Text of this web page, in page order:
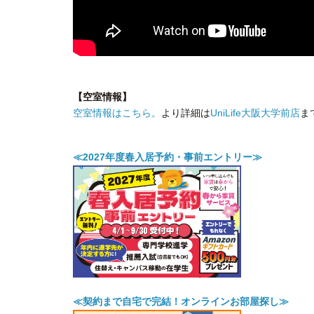
【空室情報】
空室情報はこちら。 より詳細はUniLife大阪大学前店ま
≪2027年度春入居予約・事前エントリー≫
≪契約まで自宅で完結！オンラインお部屋探し≫